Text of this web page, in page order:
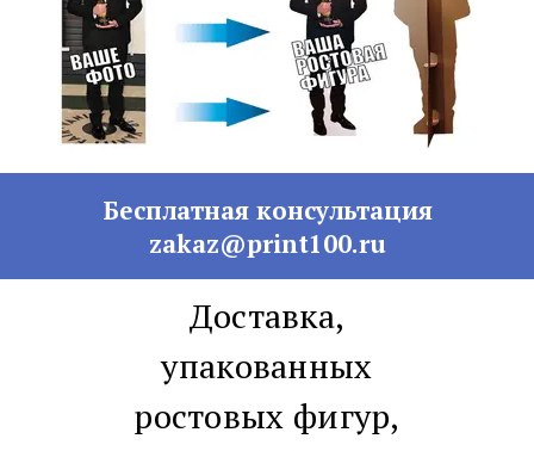
Бесплатная консультация
zakaz@print100.ru
Доставка,
упакованных
ростовых фигур,